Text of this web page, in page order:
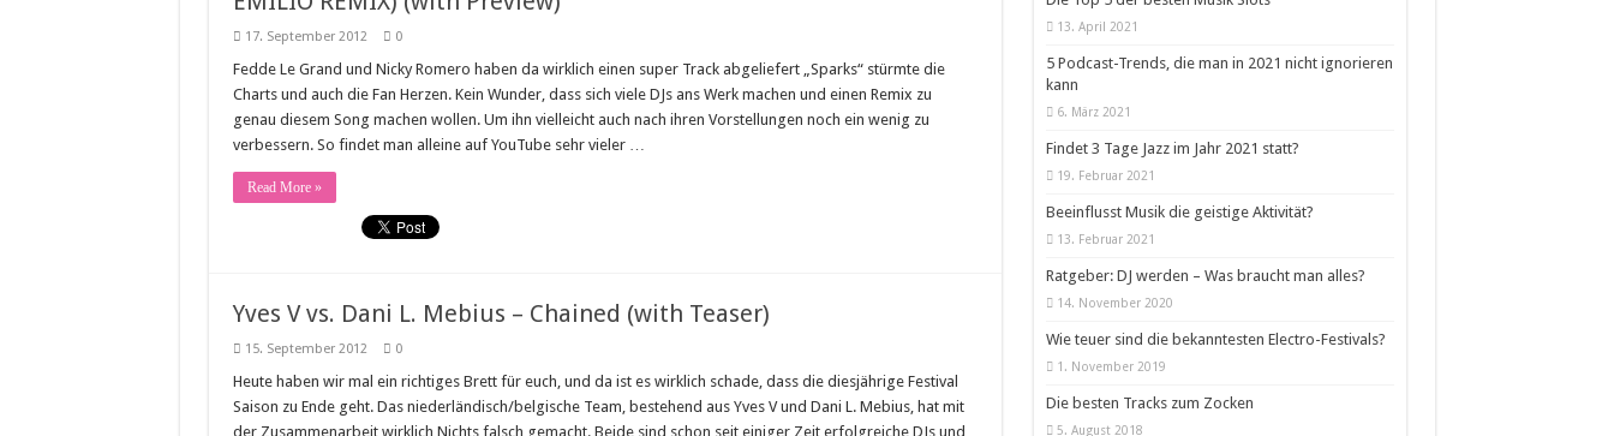
17. September 2012 0
Fedde Le Grand und Nicky Romero haben da wirklich einen super Track abgeliefert „Sparks“ stürmte die
Charts und auch die Fan Herzen. Kein Wunder, dass sich viele DJs ans Werk machen und einen Remix zu
genau diesem Song machen wollen. Um ihn vielleicht auch nach ihren Vorstellungen noch ein wenig zu
verbessern. So findet man alleine auf YouTube sehr vieler …
Read More »
Yves V vs. Dani L. Mebius – Chained (with Teaser)
15. September 2012 0
Heute haben wir mal ein richtiges Brett für euch, und da ist es wirklich schade, dass die diesjährige Festival
Saison zu Ende geht. Das niederländisch/belgische Team, bestehend aus Yves V und Dani L. Mebius, hat mit
der Zusammenarbeit wirklich Nichts falsch gemacht. Beide sind schon seit einiger Zeit erfolgreiche DJs und
13. April 2021
5 Podcast-Trends, die man in 2021 nicht ignorieren
kann
6. März 2021
Findet 3 Tage Jazz im Jahr 2021 statt?
19. Februar 2021
Beeinflusst Musik die geistige Aktivität?
13. Februar 2021
Ratgeber: DJ werden – Was braucht man alles?
14. November 2020
Wie teuer sind die bekanntesten Electro-Festivals?
1. November 2019
Die besten Tracks zum Zocken
5. August 2018